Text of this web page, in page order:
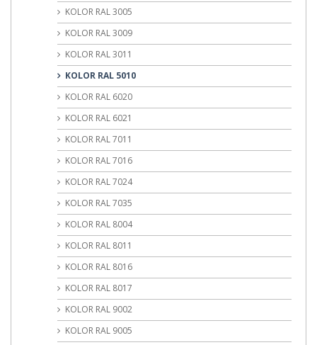
KOLOR RAL 3005
KOLOR RAL 3009
KOLOR RAL 3011
KOLOR RAL 5010
KOLOR RAL 6020
KOLOR RAL 6021
KOLOR RAL 7011
KOLOR RAL 7016
KOLOR RAL 7024
KOLOR RAL 7035
KOLOR RAL 8004
KOLOR RAL 8011
KOLOR RAL 8016
KOLOR RAL 8017
KOLOR RAL 9002
KOLOR RAL 9005